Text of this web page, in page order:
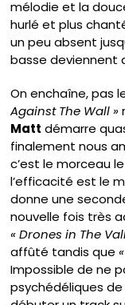
mélodie et la
hurlé et plus
un peu absent
basse deviennent
On enchaîne, pas
Against The Wall »
Matt démarre
finalement nous
c’est le morceau
l’efficacité est le
donne une
nouvelle fois très
« Drones in The
affûté tandis que
Impossible de ne
psychédéliques de